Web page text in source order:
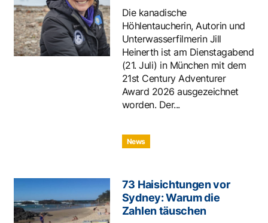
Die kanadische
Höhlentaucherin, Autorin und
Unterwasserfilmerin Jill
Heinerth ist am Dienstagabend
(21. Juli) in München mit dem
21st Century Adventurer
Award 2026 ausgezeichnet
worden. Der...
News
73 Haisichtungen vor
Sydney: Warum die
Zahlen täuschen